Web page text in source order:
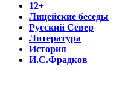
12+
Лицейские беседы
Русский Север
Литература
История
И.С.Фрадков